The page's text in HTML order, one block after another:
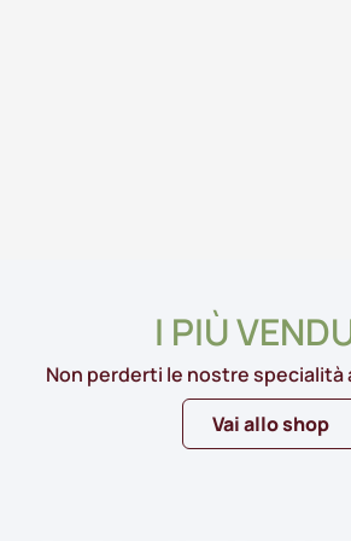
I PIÙ
Vai allo shop
Non perderti le nostre specialità